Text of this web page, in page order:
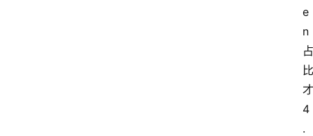
e
n
占
比
才
4
.